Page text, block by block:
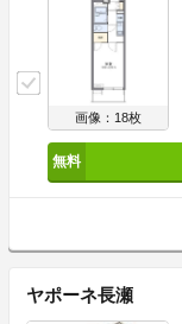
画像：18枚
ヤポーネ長瀬